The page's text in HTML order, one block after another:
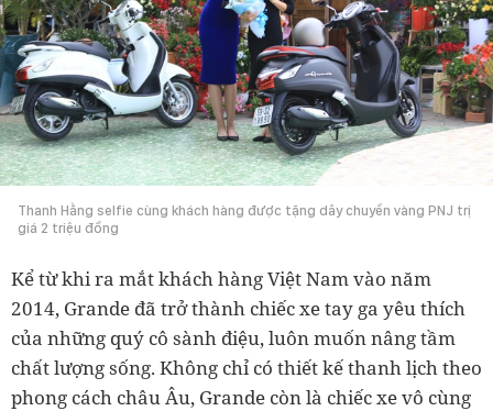
Thanh Hằng selfie cùng khách hàng được tặng dây chuyền vàng PNJ trị
giá 2 triệu đồng
Kể từ khi ra mắt khách hàng Việt Nam vào năm
2014, Grande đã trở thành chiếc xe tay ga yêu thích
của những quý cô sành điệu, luôn muốn nâng tầm
chất lượng sống. Không chỉ có thiết kế thanh lịch theo
phong cách châu Âu, Grande còn là chiếc xe vô cùng